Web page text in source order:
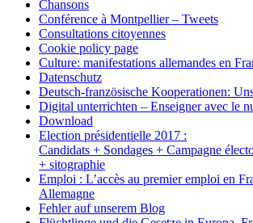
Chansons
Conférence à Montpellier – Tweets
Consultations citoyennes
Cookie policy page
Culture: manifestations allemandes en
Datenschutz
Deutsch-französische Kooperationen:
Digital unterrichten – Enseigner avec le
Download
Election présidentielle 2017 :
Candidats + Sondages + Campagne
+ sitographie
Emploi : L’accès au premier emploi en
Allemagne
Fehler auf unserem Blog